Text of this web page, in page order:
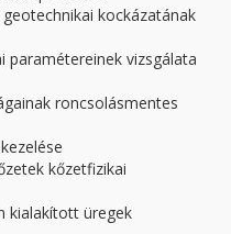
kockázatának
paramétereinek vizsgálata
roncsolásmentes
kőzetfizikai
kialakított üregek